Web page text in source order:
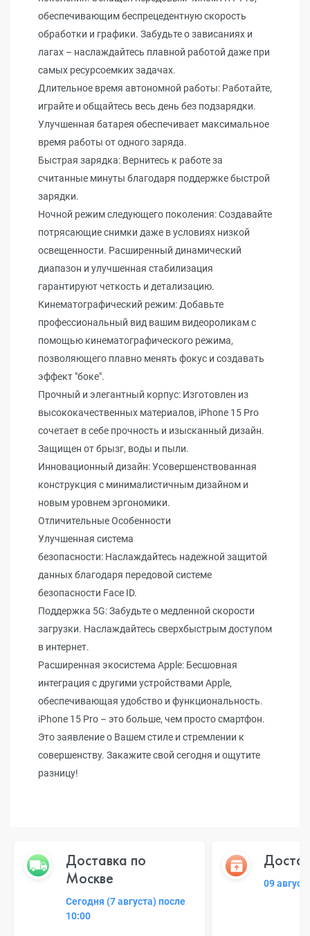
обеспечивающим беспрецедентную скорость
обработки и графики. Забудьте о зависаниях и
лагах – наслаждайтесь плавной работой даже при
самых ресурсоемких задачах.
Длительное время автономной работы: Работайте,
играйте и общайтесь весь день без подзарядки.
Улучшенная батарея обеспечивает максимальное
время работы от одного заряда.
Быстрая зарядка: Вернитесь к работе за
считанные минуты благодаря поддержке быстрой
зарядки.
Ночной режим следующего поколения: Создавайте
потрясающие снимки даже в условиях низкой
освещенности. Расширенный динамический
диапазон и улучшенная стабилизация
гарантируют четкость и детализацию.
Кинематографический режим: Добавьте
профессиональный вид вашим видеороликам с
помощью кинематографического режима,
позволяющего плавно менять фокус и создавать
эффект "боке".
Прочный и элегантный корпус: Изготовлен из
высококачественных материалов, iPhone 15 Pro
сочетает в себе прочность и изысканный дизайн.
Защищен от брызг, воды и пыли.
Инновационный дизайн: Усовершенствованная
конструкция с минималистичным дизайном и
новым уровнем эргономики.
Отличительные Особенности
Улучшенная система
безопасности: Наслаждайтесь надежной защитой
данных благодаря передовой системе
безопасности Face ID.
Поддержка 5G: Забудьте о медленной скорости
загрузки. Наслаждайтесь сверхбыстрым доступом
в интернет.
Расширенная экосистема Apple: Бесшовная
интеграция с другими устройствами Apple,
обеспечивающая удобство и функциональность.
iPhone 15 Pro – это больше, чем просто смартфон.
Это заявление о Вашем стиле и стремлении к
совершенству. Закажите свой сегодня и ощутите
разницу!
Доставка по
Москве
Сегодня (7 августа) после
10:00
09